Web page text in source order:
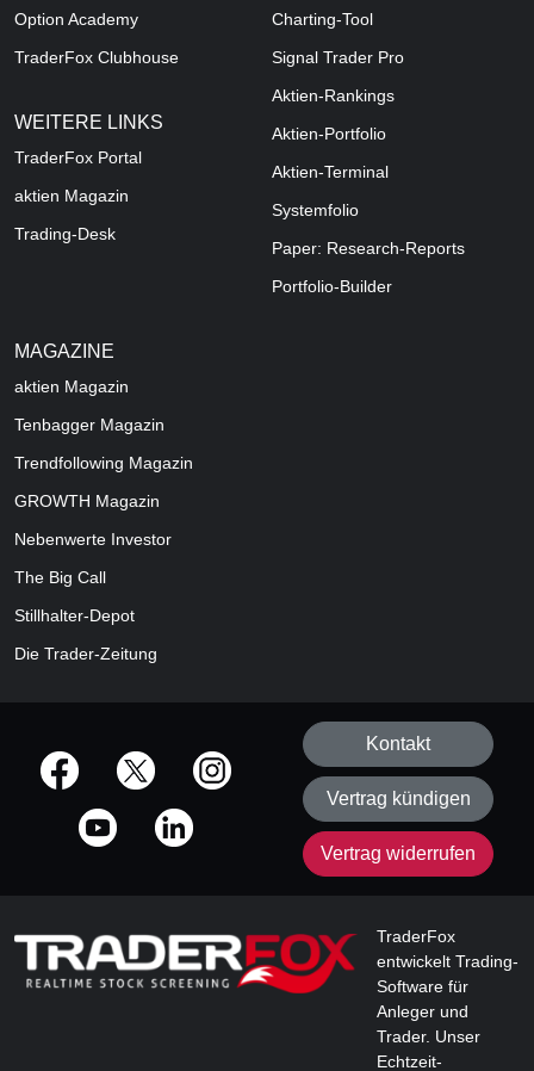
Option Academy
TraderFox Clubhouse
WEITERE LINKS
TraderFox Portal
aktien Magazin
Trading-Desk
Charting-Tool
Signal Trader Pro
Aktien-Rankings
Aktien-Portfolio
Aktien-Terminal
Systemfolio
Paper: Research-Reports
Portfolio-Builder
MAGAZINE
aktien Magazin
Tenbagger Magazin
Trendfollowing Magazin
GROWTH Magazin
Nebenwerte Investor
The Big Call
Stillhalter-Depot
Die Trader-Zeitung
offizielle Social Media-Accounts
Kontakt
Vertrag kündigen
Vertrag widerrufen
TraderFox
entwickelt Trading-
Software für
Anleger und
Trader. Unser
Echtzeit-